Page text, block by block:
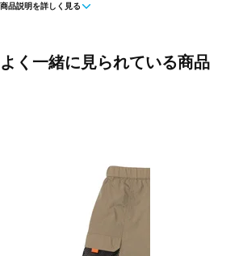
ャンプなどで活躍するアイテムです。
カーキ(CK：クラシックカーキ)
■2025 Spring＆Summer モデル
※ブラウザやお使いのモニター環境により、掲
の色味が若干異なる場合がございます。
商品説明を詳しく見る
よく一緒に見られている商品